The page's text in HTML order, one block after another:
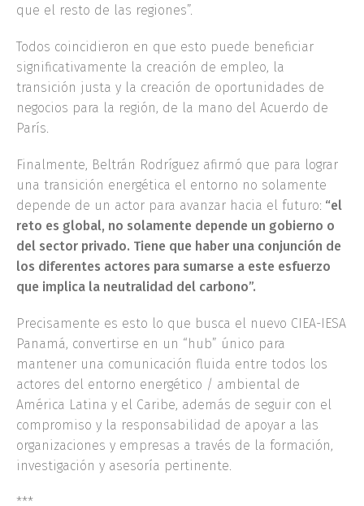
que el resto de las regiones”.
Todos coincidieron en que esto puede beneficiar
significativamente la creación de empleo, la
transición justa y la creación de oportunidades de
negocios para la región, de la mano del Acuerdo de
París.
Finalmente, Beltrán Rodríguez afirmó que para lograr
una transición energética el entorno no solamente
depende de un actor para avanzar hacia el futuro: “el
reto es global, no solamente depende un gobierno o
del sector privado. Tiene que haber una conjunción de
los diferentes actores para sumarse a este esfuerzo
que implica la neutralidad del carbono”.
Precisamente es esto lo que busca el nuevo CIEA-IESA
Panamá, convertirse en un “hub” único para
mantener una comunicación fluida entre todos los
actores del entorno energético / ambiental de
América Latina y el Caribe, además de seguir con el
compromiso y la responsabilidad de apoyar a las
organizaciones y empresas a través de la formación,
investigación y asesoría pertinente.
***